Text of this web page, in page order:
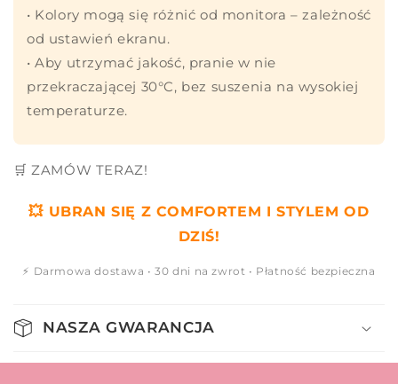
• Kolory mogą się różnić od monitora – zależność
od ustawień ekranu.
• Aby utrzymać jakość, pranie w nie
przekraczającej 30°C, bez suszenia na wysokiej
temperaturze.
🛒 ZAMÓW TERAZ!
💥 UBRAN SIĘ Z COMFORTEM I STYLEM OD
DZIŚ!
⚡ Darmowa dostawa • 30 dni na zwrot • Płatność bezpieczna
NASZA GWARANCJA